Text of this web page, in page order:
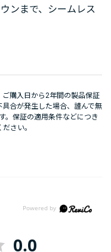
ンまで、シームレス
購入日から2年間の製品保証
合が発生した場合、謹んで無
。保証の適用条件などにつき
さい。
0.0